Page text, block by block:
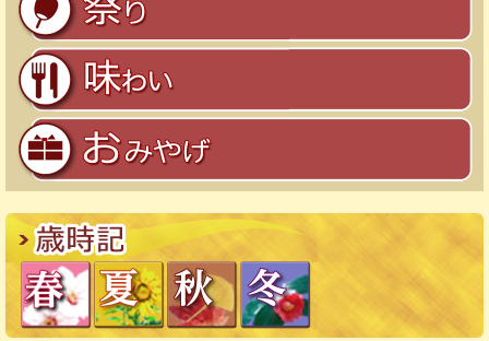
味わい
おみやげ
歳時記
春 夏 秋 冬